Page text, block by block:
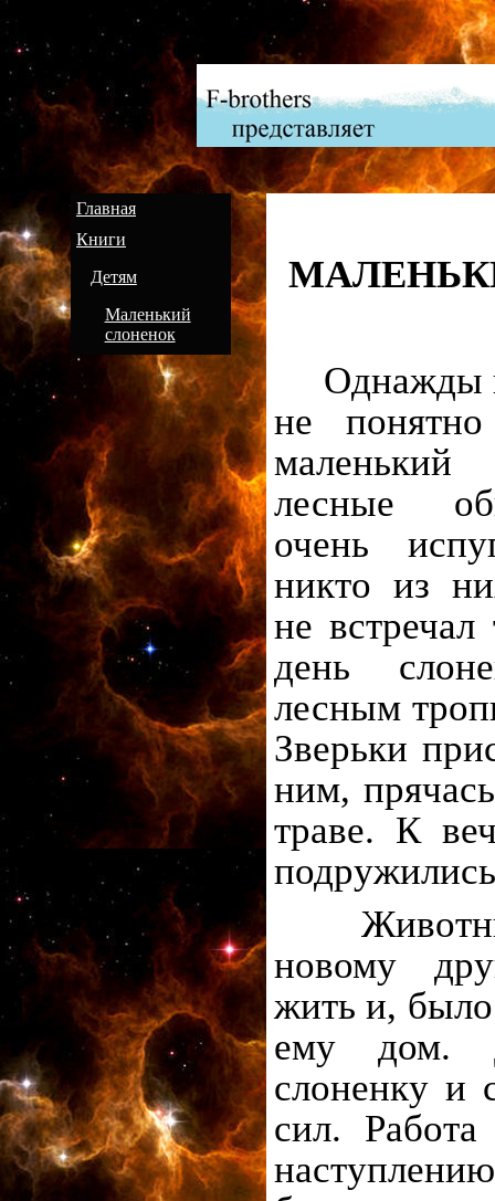
Главная
Книги
Детям
Маленький
слоненок
Однажды в
не понятно
лесные
очень
никто из
не встречал
день
лесным
Зверьки
ним,
траве. К
новому
жить и,
ему дом.
слоненку и
сил.